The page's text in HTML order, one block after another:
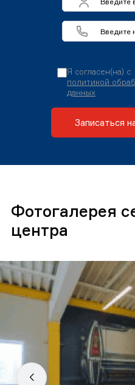
Я согласен(на) с
политикой
данных
Записаться
Фотогалерея
центра